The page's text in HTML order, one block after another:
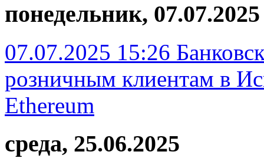
понедельник, 07.07.2025
07.07.2025 15:26
розничным клиентам в
Ethereum
среда, 25.06.2025